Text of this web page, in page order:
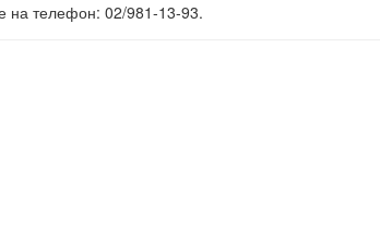
на телефон: 02/981-13-93.